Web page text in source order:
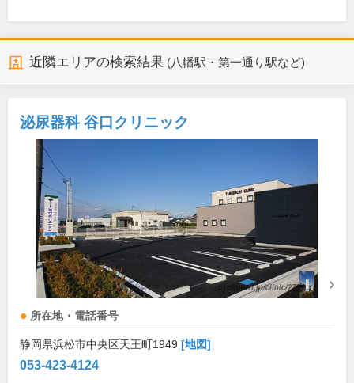
近隣エリアの検索結果 (八幡駅・第一通り駅など)
泌尿器科 谷口クリニック
所在地・電話番号
静岡県浜松市中央区天王町1949 [地図]
053-423-4124